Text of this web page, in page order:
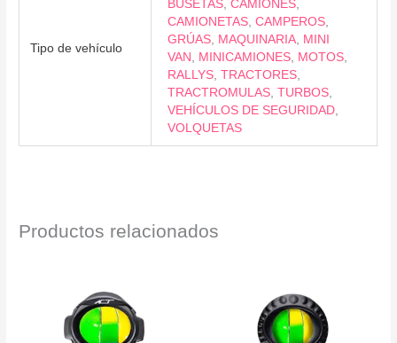
Tipo de vehículo
BUSETAS,CAMIONES,
CAMIONETAS,CAMPEROS,
GRÚAS, MAQUINARIA, MINI
VAN , MINICAMIONES, MOTOS,
RALLYS,TRACTORES,
TRACTROMULAS,TURBOS,
VEHÍCULOS DE SEGURIDAD,
VOLQUETAS
Productos relacionados